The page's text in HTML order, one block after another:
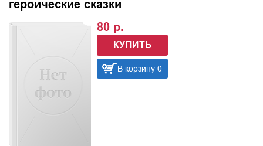
героические сказки
80 р.
КУПИТЬ
В корзину 0